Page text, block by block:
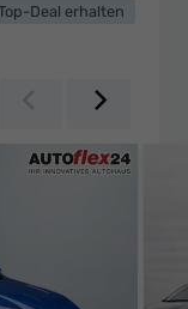
Deal erhalten
Zurück